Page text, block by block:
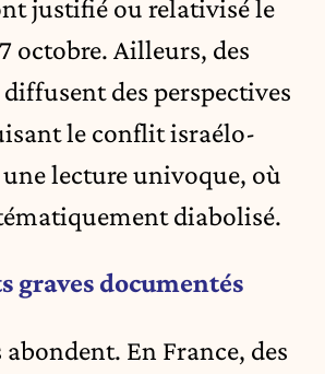
justifié ou relativisé le
octobre. Ailleurs, des
des perspectives
le conflit israélo-
lecture univoque, où
diabolisé.
graves documentés
abondent. En France, des